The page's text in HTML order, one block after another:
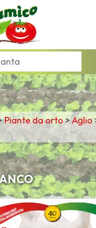
Piante da orto>Aglio